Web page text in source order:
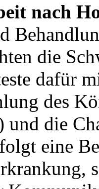
nach
die
dafür
des
und die
eine